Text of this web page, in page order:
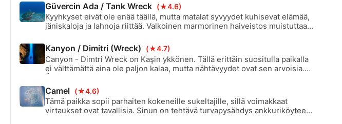
Güvercin Ada / Tank Wreck (★4.6)
Kyyhkyset eivät ole enää täällä, mutta matalat syvyydet kuhisevat elämää,
jäniskaloja ja lahnoja riittää. Valkoinen marmorinen haiveistos muistuttaa
ensisukeltajia! Tämä on ihanteellinen, hyvin rauhallinen paikka
snorklaajille ja sukelluskoulutuksen aloittaville.
Kanyon / Dimitri (Wreck) (★4.7)
Canyon - Dimtri Wreck on Kaşin ykkönen. Tällä erittäin suositulla paikalla
ei välttämättä aina ole paljon kalaa, mutta nähtävyydet ovat sen arvoisia.
Camel (★4.6)
Tämä paikka sopii parhaiten kokeneille sukeltajille, sillä voimakkaat
virtaukset ovat tavallisia. Sinun on tehtävä turvapysähdys ankkuriköyteen.